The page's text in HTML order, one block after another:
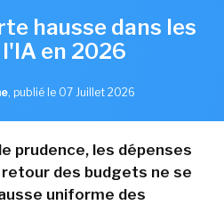
hausse dans les
en 2026
, publié le 07 Juillet 2026
prudence, les dépenses
des budgets ne se
uniforme des